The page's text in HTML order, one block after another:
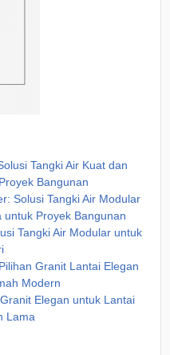
Tangki Air Kuat dan
Bangunan
Solusi Tangki Air Modular
Proyek Bangunan
Tangki Air Modular untuk
Granit Lantai Elegan
Modern
Elegan untuk Lantai
Lama